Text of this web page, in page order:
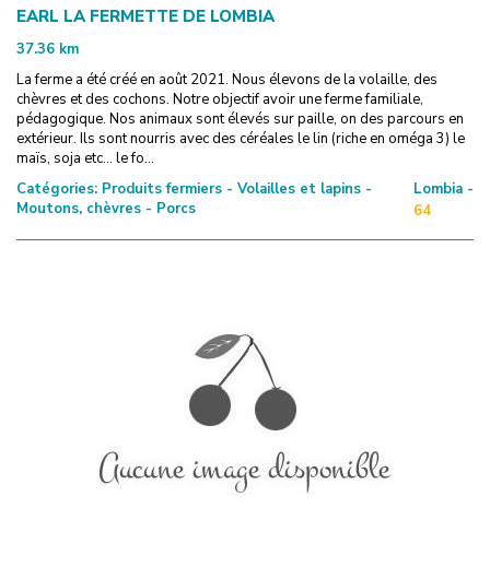
EARL LA FERMETTE DE LOMBIA
37.36 km
La ferme a été créé en août 2021. Nous élevons de la volaille, des
chèvres et des cochons. Notre objectif avoir une ferme familiale,
pédagogique. Nos animaux sont élevés sur paille, on des parcours en
extérieur. Ils sont nourris avec des céréales le lin (riche en oméga 3) le
maïs, soja etc... le fo...
Catégories: Produits fermiers - Volailles et lapins -
Moutons, chèvres - Porcs
Lombia -
64